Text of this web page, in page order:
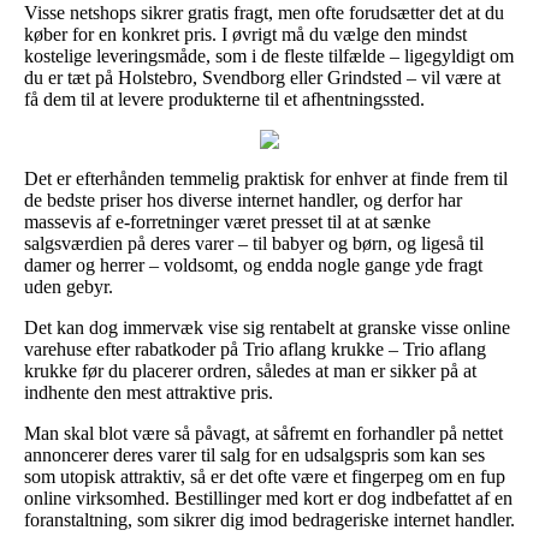
Visse netshops sikrer gratis fragt, men ofte forudsætter det at du
køber for en konkret pris. I øvrigt må du vælge den mindst
kostelige leveringsmåde, som i de fleste tilfælde – ligegyldigt om
du er tæt på Holstebro, Svendborg eller Grindsted – vil være at
få dem til at levere produkterne til et afhentningssted.
Det er efterhånden temmelig praktisk for enhver at finde frem til
de bedste priser hos diverse internet handler, og derfor har
massevis af e-forretninger været presset til at at sænke
salgsværdien på deres varer – til babyer og børn, og ligeså til
damer og herrer – voldsomt, og endda nogle gange yde fragt
uden gebyr.
Det kan dog immervæk vise sig rentabelt at granske visse online
varehuse efter rabatkoder på Trio aflang krukke – Trio aflang
krukke før du placerer ordren, således at man er sikker på at
indhente den mest attraktive pris.
Man skal blot være så påvagt, at såfremt en forhandler på nettet
annoncerer deres varer til salg for en udsalgspris som kan ses
som utopisk attraktiv, så er det ofte være et fingerpeg om en fup
online virksomhed. Bestillinger med kort er dog indbefattet af en
foranstaltning, som sikrer dig imod bedrageriske internet handler.